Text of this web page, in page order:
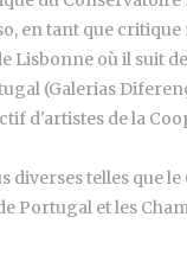
en tant que critique
Lisbonne où il suit
(Galerias
d'artistes de la
telles que
Portugal et les